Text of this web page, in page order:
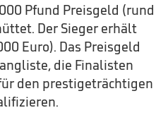
Pfund Preisgeld (rund
Der Sieger erhält
Euro). Das Preisgeld
die Finalisten
den prestigeträchtigen